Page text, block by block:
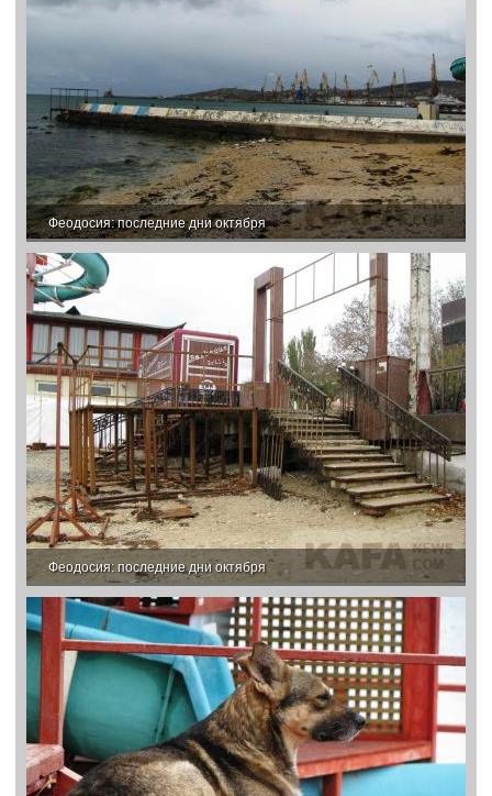
Феодосия: последние дни октября
Феодосия: последние дни октября